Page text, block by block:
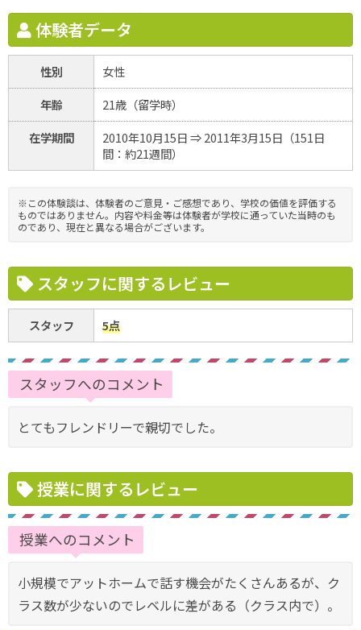
体験者データ
性別
女性
年齢
21歳（留学時）
在学期間
2010年10月15日 ⇒ 2011年3月15日（151日
間：約21週間）
※この体験談は、体験者のご意見・ご感想であり、学校の価値を評価する
ものではありません。内容や料金等は体験者が学校に通っていた当時のも
のであり、現在と異なる場合がございます。
スタッフに関するレビュー
スタッフ 5点
スタッフへのコメント
とてもフレンドリーで親切でした。
授業に関するレビュー
授業へのコメント
小規模でアットホームで話す機会がたくさんあるが、ク
ラス数が少ないのでレベルに差がある（クラス内で）。